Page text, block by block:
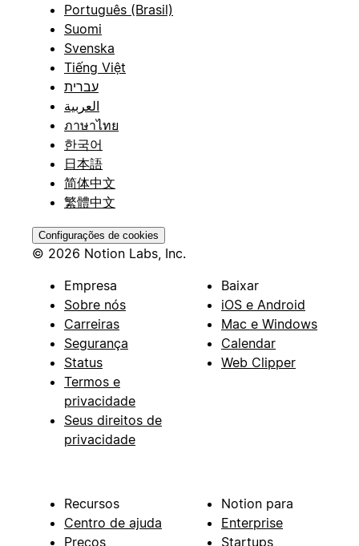
Português (Brasil)
Suomi
Svenska
Tiếng Việt
עברית
العربية
ภาษาไทย
한국어
日本語
简体中文
繁體中文
Configurações de cookies
© 2026 Notion Labs, Inc.
Empresa
Sobre nós
Carreiras
Segurança
Status
Termos e
privacidade
Seus direitos de
privacidade
Baixar
iOS e Android
Mac e Windows
Calendar
Web Clipper
Recursos
Centro de ajuda
Preços
Notion para
Enterprise
Startups